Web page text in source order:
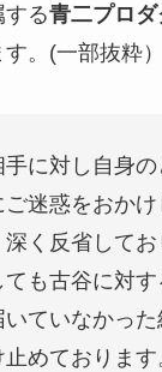
する青二プロ
。(一部抜粋）
手に対し自身
迷惑をおかけ
く反省して
も古谷に対す
ていなかっ
めております